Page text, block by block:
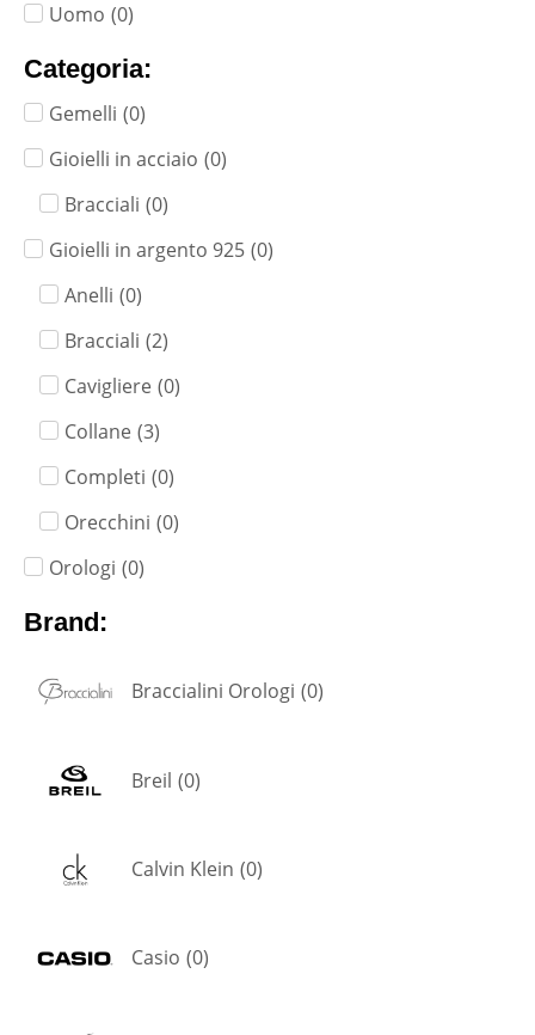
Uomo (0)
Categoria:
Gemelli (0)
Gioielli in acciaio (0)
Bracciali (0)
Gioielli in argento 925 (0)
Anelli (0)
Bracciali (2)
Cavigliere (0)
Collane (3)
Completi (0)
Orecchini (0)
Orologi (0)
Brand:
Braccialini Orologi (0)
Breil (0)
Calvin Klein (0)
Casio (0)